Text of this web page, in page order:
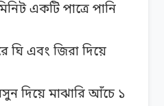
একটি পাত্রে পানি
ঘি এবং জিরা দিয়ে
দিয়ে মাঝারি আঁচে ১